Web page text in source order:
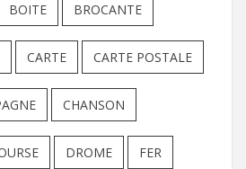
BOITE BROCANTE
CARTE CARTE POSTALE
CHANSON
DROME FER